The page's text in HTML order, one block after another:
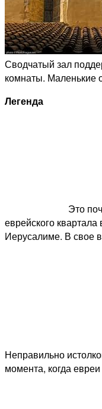
Сводчатый зал
комнаты. Маленькие
Легенда
Это
еврейского
Иерусалиме. В свое
Неправильно
момента, когда